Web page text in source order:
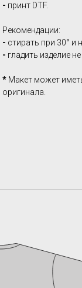
- принт DTF.
Рекомендации:
- стирать при 30° и
- гладить изделие
* Макет может
оригинала.